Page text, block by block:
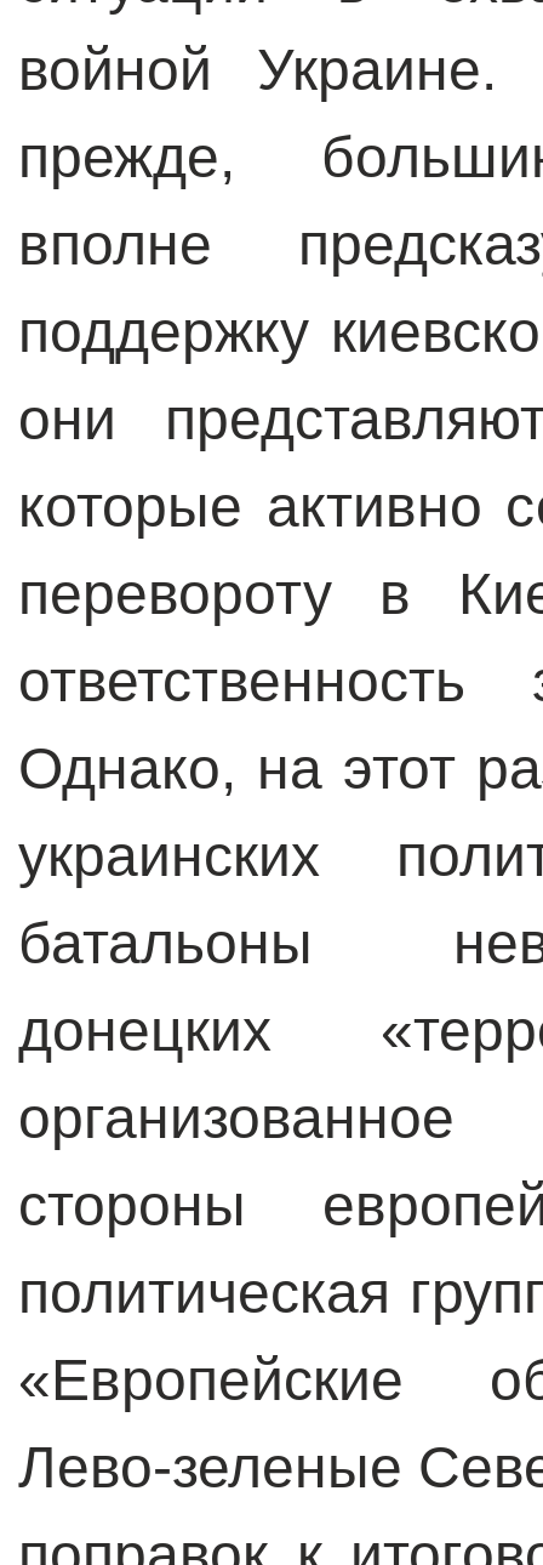
войной
прежде,
вполне
поддержку
они
которые активно
перевороту в
Однако, на этот
украинских
батальоны
донецких
стороны
политическая
«Европейские
Лево-зеленые